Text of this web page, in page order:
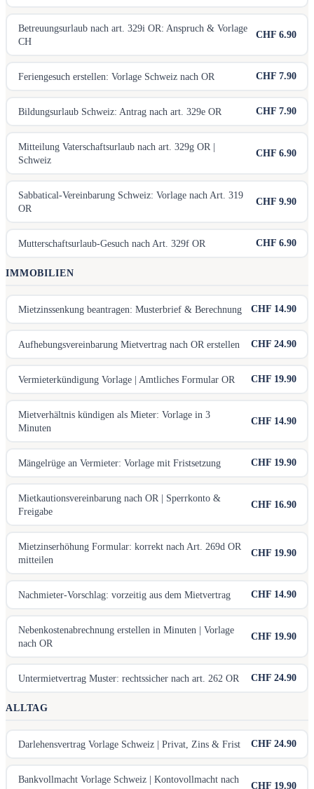
Betreuungsurlaub nach art. 329i OR: Anspruch & Vorlage
CH
CHF 6.90
Feriengesuch erstellen: Vorlage Schweiz nach OR CHF 7.90
Bildungsurlaub Schweiz: Antrag nach art. 329e OR CHF 7.90
Mitteilung Vaterschaftsurlaub nach art. 329g OR |
Schweiz
CHF 6.90
Sabbatical-Vereinbarung Schweiz: Vorlage nach Art. 319
OR
CHF 9.90
Mutterschaftsurlaub-Gesuch nach Art. 329f OR CHF 6.90
IMMOBILIEN
Mietzinssenkung beantragen: Musterbrief & Berechnung CHF 14.90
Aufhebungsvereinbarung Mietvertrag nach OR erstellen CHF 24.90
Vermieterkündigung Vorlage | Amtliches Formular OR CHF 19.90
Mietverhältnis kündigen als Mieter: Vorlage in 3
Minuten
CHF 14.90
Mängelrüge an Vermieter: Vorlage mit Fristsetzung CHF 19.90
Mietkautionsvereinbarung nach OR | Sperrkonto &
Freigabe
CHF 16.90
Mietzinserhöhung Formular: korrekt nach Art. 269d OR
mitteilen
CHF 19.90
Nachmieter-Vorschlag: vorzeitig aus dem Mietvertrag CHF 14.90
Nebenkostenabrechnung erstellen in Minuten | Vorlage
nach OR
CHF 19.90
Untermietvertrag Muster: rechtssicher nach art. 262 OR CHF 24.90
ALLTAG
Darlehensvertrag Vorlage Schweiz | Privat, Zins & Frist CHF 24.90
Bankvollmacht Vorlage Schweiz | Kontovollmacht nach
CHF 19.90